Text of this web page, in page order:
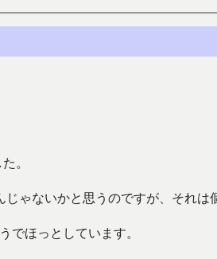
。
ゃないかと思うのですが、それは
でほっとしています。